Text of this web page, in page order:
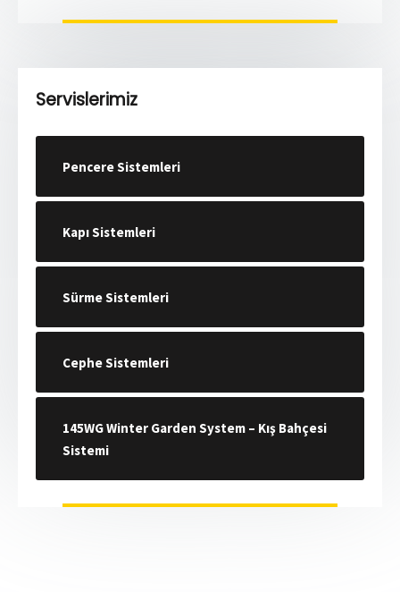
Servislerimiz
Pencere Sistemleri
Kapı Sistemleri
Sürme Sistemleri
Cephe Sistemleri
145WG Winter Garden System – Kış Bahçesi
Sistemi